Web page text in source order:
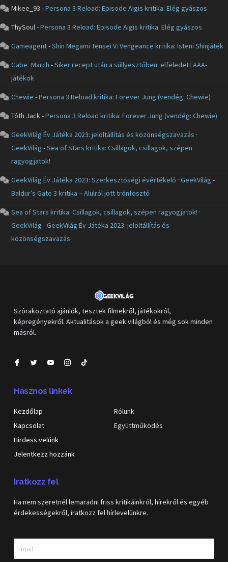
Mikee_93 -Persona 3 Reload: Episode Aigis kritika: Elég gyászos
ThySoul -Persona 3 Reload: Episode Aigis kritika: Elég gyászos
Gameagent-Shin Megami Tensei V: Vengeance kritika: Isteni Shinjáték
Gabe_March -Siker recept után a süllyesztőben: elfeledett AAA-
játékok
Chewie -Persona 3 Reload kritika: Forever Jung (vendég: Chewie)
Tóth Jack -Persona 3 Reload kritika: Forever Jung (vendég: Chewie)
GeekVilág Év Játéka 2023: jelöltállítás és közönségszavazás ·
GeekVilág -Sea of Stars kritika: Csillagok, csillagok, szépen
ragyogjatok!
GeekVilág Év Játéka 2023: Szerkesztőségi évértékelő · GeekVilág -
Baldur’s Gate 3 kritika – Alulról jött trónfosztó
Sea of Stars kritika: Csillagok, csillagok, szépen ragyogjatok! ·
GeekVilág -GeekVilág Év Játéka 2023: jelöltállítás és
közönségszavazás
Szórakoztató ajánlók, tesztek filmekről, játékokról,
képregényekről. Aktualitások a geek világból és még sok minden
másról.
Hasznos linkek
Kezdőlap
Kapcsolat
Hirdess velünk
Jelentkezz hozzánk
Rólunk
Együttműködés
Iratkozz fel
Ha nem szeretnél lemaradni friss kritikáinkról, hírekről és egyéb
érdekességekről, iratkozz fel hírlevelünkre.